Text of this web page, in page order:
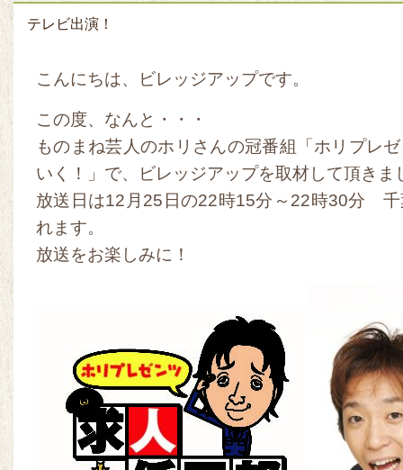
テレビ出演！
こんにちは、ビレッジアップです。
この度、なんと・・・
ものまね芸人のホリさんの冠番組「ホリプレ
いく！」で、ビレッジアップを取材して頂きま
放送日は12月25日の22時15分～22時30分 千
れます。
放送をお楽しみに！